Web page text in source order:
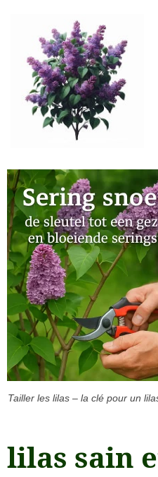
Tailler les lilas – la clé pour un
lilas sain